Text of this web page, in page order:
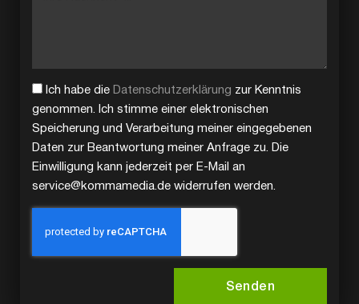
Ich habe die Datenschutzerklärung zur Kenntnis
genommen. Ich stimme einer elektronischen
Speicherung und Verarbeitung meiner eingegebenen
Daten zur Beantwortung meiner Anfrage zu. Die
Einwilligung kann jederzeit per E-Mail an
service@kommamedia.de widerrufen werden.
Senden